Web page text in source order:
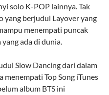
solo K-POP lainnya. Tak
yang berjudul Layover yang
menempati puncak
ada di dunia.
Slow Dancing dari dalam
menempati Top Song iTunes
album BTS ini